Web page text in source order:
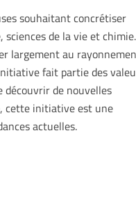
souhaitant concrétiser
de la vie et chimie.
largement au
fait partie des
découvrir de nouvelles
cette initiative est une
actuelles.